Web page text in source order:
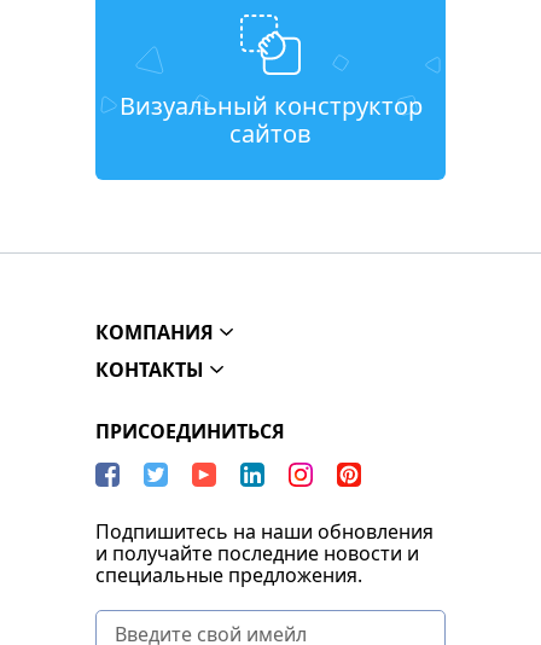
Визуальный конструктор
сайтов
КОМПАНИЯ
КОНТАКТЫ
ПРИСОЕДИНИТЬСЯ
Подпишитесь на наши обновления
и получайте последние новости и
специальные предложения.